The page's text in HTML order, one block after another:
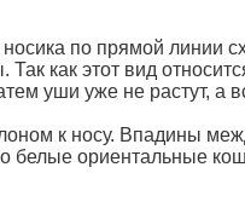
по прямой линии
как этот вид
уши уже не растут, а
к носу. Впадины
белые ориентальные